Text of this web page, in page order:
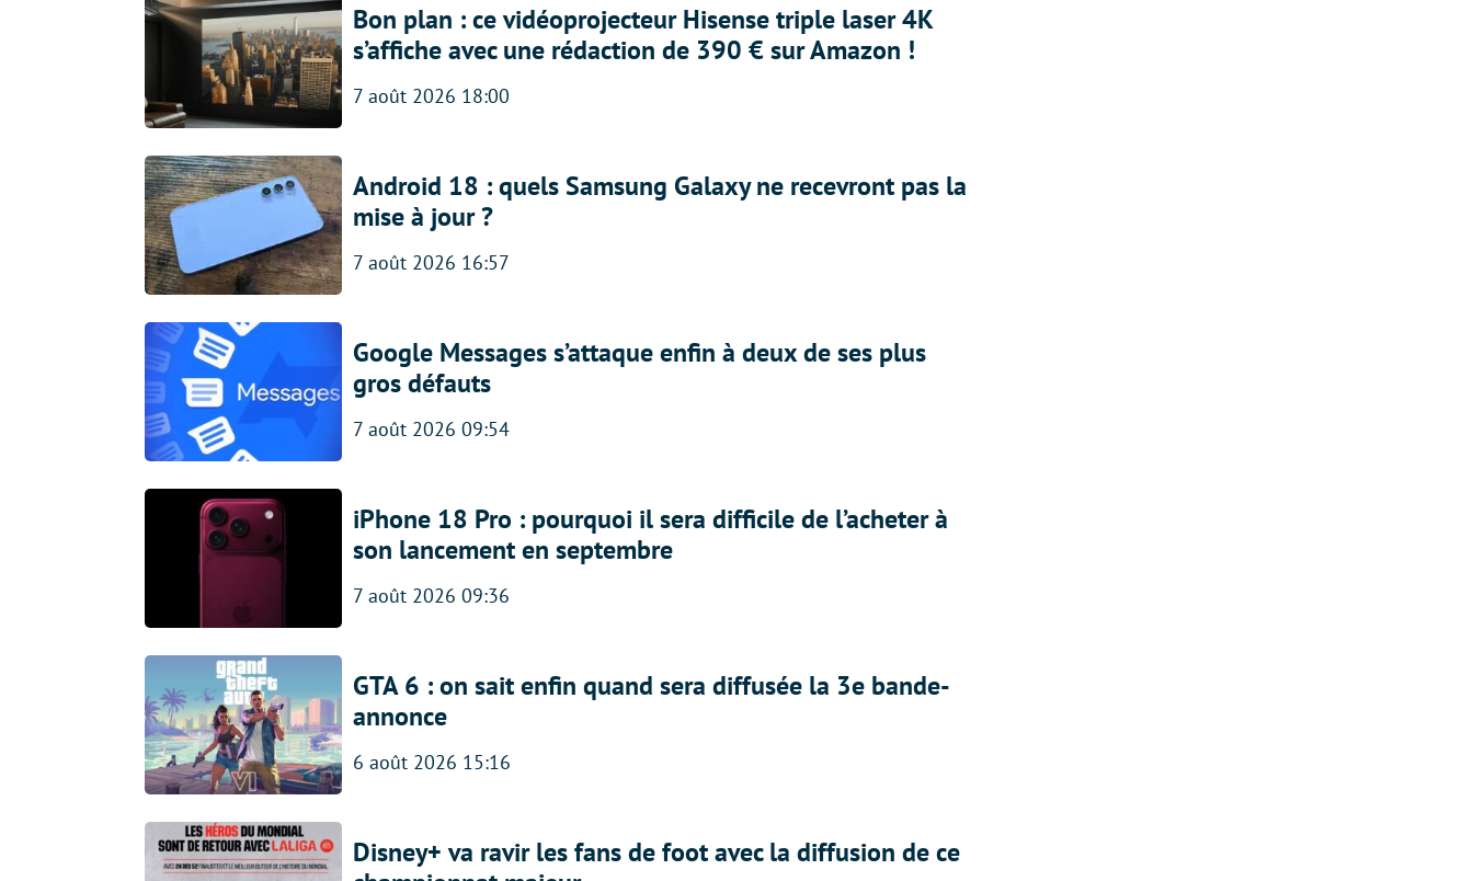
Bon plan : ce vidéoprojecteur Hisense triple laser 4K
s’affiche avec une rédaction de 390 € sur Amazon !
7 août 2026 18:00
Android 18 : quels Samsung Galaxy ne recevront pas la
mise à jour ?
7 août 2026 16:57
Google Messages s’attaque enfin à deux de ses plus
gros défauts
7 août 2026 09:54
iPhone 18 Pro : pourquoi il sera difficile de l’acheter à
son lancement en septembre
7 août 2026 09:36
GTA 6 : on sait enfin quand sera diffusée la 3e bande-
annonce
6 août 2026 15:16
Disney+ va ravir les fans de foot avec la diffusion de ce